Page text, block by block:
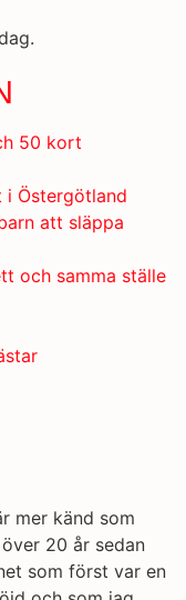
50 kort
i Östergötland
att släppa
och samma ställe
mer känd som
över 20 år sedan
som först var en